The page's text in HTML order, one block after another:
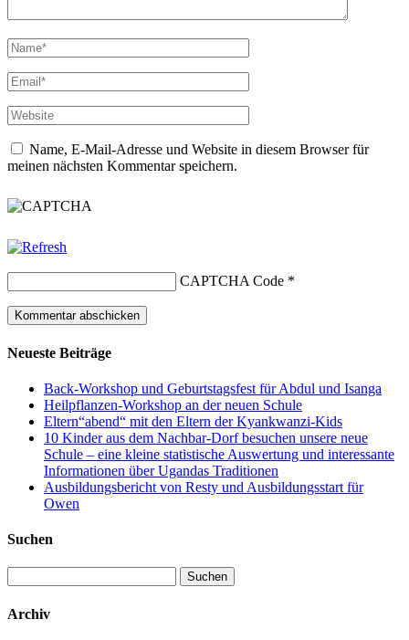
Name, E-Mail-Adresse und Website in diesem Browser für
meinen nächsten Kommentar speichern.
CAPTCHA Code *
Neueste Beiträge
Back-Workshop und Geburtstagsfest für Abdul und Isanga
Heilpflanzen-Workshop an der neuen Schule
Eltern“abend“ mit den Eltern der Kyankwanzi-Kids
10 Kinder aus dem Nachbar-Dorf besuchen unsere neue
Schule – eine kleine statistische Auswertung und interessante
Informationen über Ugandas Traditionen
Ausbildungsbericht von Resty und Ausbildungsstart für
Owen
Suchen
nach:
Archiv